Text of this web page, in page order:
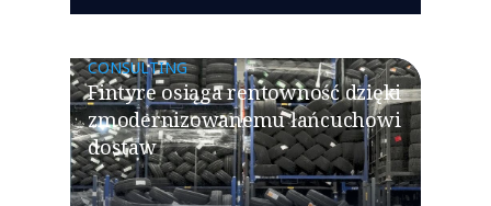
CONSULTING
Fintyre osiąga rentowność dzięki
zmodernizowanemu łańcuchowi
dostaw